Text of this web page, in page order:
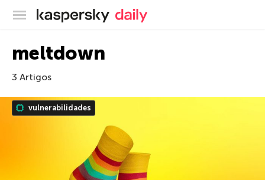
Blog oficial da Kaspersky
meltdown
3 Artigos
vulnerabilidades